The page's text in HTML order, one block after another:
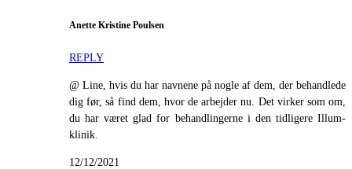
Anette Kristine Poulsen
REPLY
@ Line, hvis du har navnene på nogle af dem, der behandlede
dig før, så find dem, hvor de arbejder nu. Det virker som om,
du har været glad for behandlingerne i den tidligere Illum-
klinik.
12/12/2021